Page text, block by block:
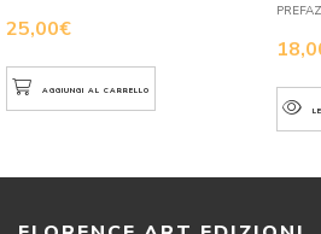
25,00€
AGGIUNGI AL CARRELLO